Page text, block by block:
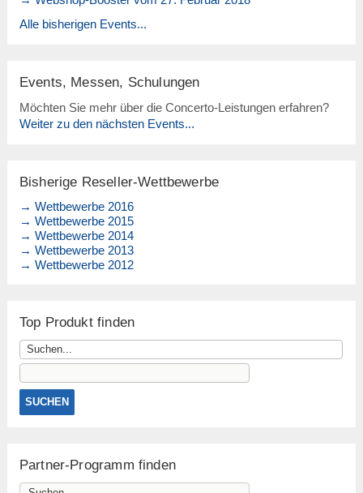
Alle bisherigen Events...
Events, Messen, Schulungen
Möchten Sie mehr über die Concerto-Leistungen erfahren?
Weiter zu den nächsten Events...
Bisherige Reseller-Wettbewerbe
→ Wettbewerbe 2016
→ Wettbewerbe 2015
→ Wettbewerbe 2014
→ Wettbewerbe 2013
→ Wettbewerbe 2012
Top Produkt finden
Partner-Programm finden